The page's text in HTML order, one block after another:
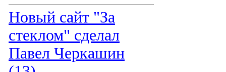
Новый сайт "За
стеклом" сделал
Павел Черкашин